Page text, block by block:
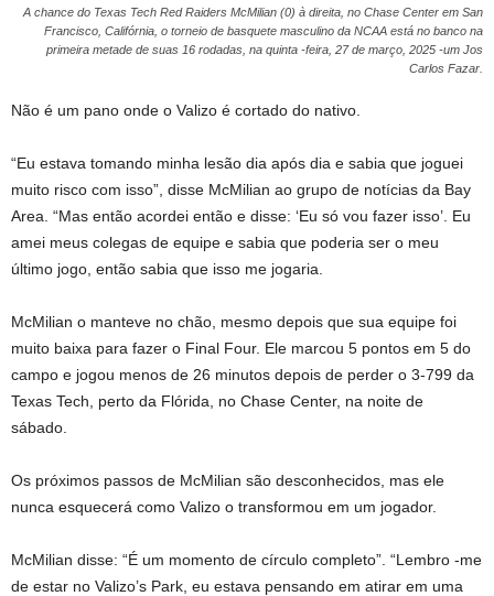
A chance do Texas Tech Red Raiders McMilian (0) à direita, no Chase Center em San
Francisco, Califórnia, o torneio de basquete masculino da NCAA está no banco na
primeira metade de suas 16 rodadas, na quinta -feira, 27 de março, 2025 -um Jos
Carlos Fazar.
Não é um pano onde o Valizo é cortado do nativo.
“Eu estava tomando minha lesão dia após dia e sabia que joguei
muito risco com isso”, disse McMilian ao grupo de notícias da Bay
Area. “Mas então acordei então e disse: ‘Eu só vou fazer isso’. Eu
amei meus colegas de equipe e sabia que poderia ser o meu
último jogo, então sabia que isso me jogaria.
McMilian o manteve no chão, mesmo depois que sua equipe foi
muito baixa para fazer o Final Four. Ele marcou 5 pontos em 5 do
campo e jogou menos de 26 minutos depois de perder o 3-799 da
Texas Tech, perto da Flórida, no Chase Center, na noite de
sábado.
Os próximos passos de McMilian são desconhecidos, mas ele
nunca esquecerá como Valizo o transformou em um jogador.
McMilian disse: “É um momento de círculo completo”. “Lembro -me
de estar no Valizo’s Park, eu estava pensando em atirar em uma